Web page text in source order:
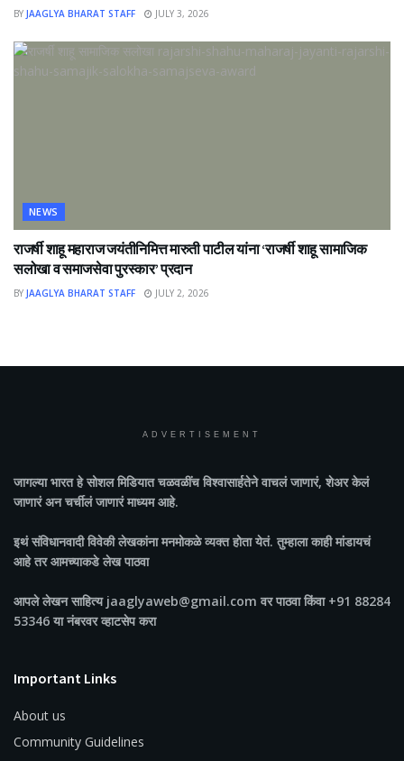
BY JAAGLYA BHARAT STAFF JULY 3, 2026
NEWS
राजर्षी शाहू महाराज जयंतीनिमित्त मारुती पाटील यांना ‘राजर्षी शाहू सामाजिक
सलोखा व समाजसेवा पुरस्कार’ प्रदान
BY JAAGLYA BHARAT STAFF JULY 2, 2026
ADVERTISEMENT
जागल्या भारतहे सोशल मिडियात चळवळींच विश्वासार्हतेने वाचलं जाणारं, शेअर केलं
जाणारं अन चर्चीलं जाणारं माध्यम आहे.
इथं संविधानवादी विवेकी लेखकांना मनमोकळे व्यक्त होता येतं. तुम्हाला काही मांडायचं
आहे तर आमच्याकडे लेख पाठवा
आपले लेखन साहित्य jaaglyaweb@gmail.com वर पाठवा किंवा +91 88284
53346 या नंबरवर व्हाटसेप करा
Important Links
About us
Community Guidelines